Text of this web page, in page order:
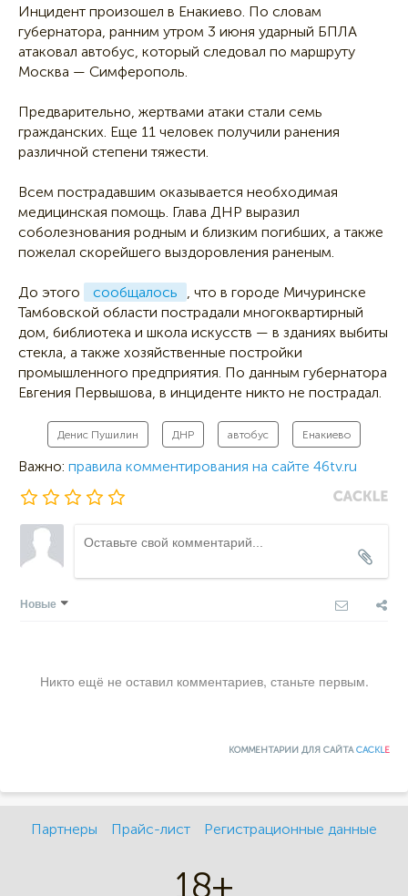
Инцидент произошел в Енакиево. По словам
губернатора, ранним утром 3 июня ударный БПЛА
атаковал автобус, который следовал по маршруту
Москва — Симферополь.
Предварительно, жертвами атаки стали семь
гражданских. Еще 11 человек получили ранения
различной степени тяжести.
Всем пострадавшим оказывается необходимая
медицинская помощь. Глава ДНР выразил
соболезнования родным и близким погибших, а также
пожелал скорейшего выздоровления раненым.
До этого сообщалось
, что в городе Мичуринске
Тамбовской области пострадали многоквартирный
дом, библиотека и школа искусств — в зданиях выбиты
стекла, а также хозяйственные постройки
промышленного предприятия. По данным губернатора
Евгения Первышова, в инциденте никто не пострадал.
Денис Пушилин ДНР автобус Енакиево
Важно: правила комментирования на сайте 46tv.ru
Новые
Никто ещё не оставил комментариев, станьте первым.
КОММЕНТАРИИ ДЛЯ САЙТАCACKLE
Партнеры Прайс-лист Регистрационные данные
18+